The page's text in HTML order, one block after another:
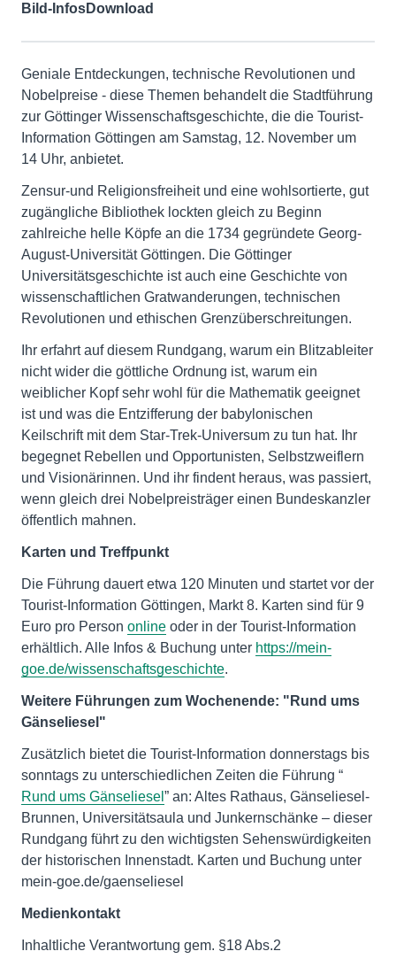
Bild-InfosDownload
Geniale Entdeckungen, technische Revolutionen und
Nobelpreise - diese Themen behandelt die Stadtführung
zur Göttinger Wissenschaftsgeschichte, die die Tourist-
Information Göttingen am Samstag, 12. November um
14 Uhr, anbietet.
Zensur-und Religionsfreiheit und eine wohlsortierte, gut
zugängliche Bibliothek lockten gleich zu Beginn
zahlreiche helle Köpfe an die 1734 gegründete Georg-
August-Universität Göttingen. Die Göttinger
Universitätsgeschichte ist auch eine Geschichte von
wissenschaftlichen Gratwanderungen, technischen
Revolutionen und ethischen Grenzüberschreitungen.
Ihr erfahrt auf diesem Rundgang, warum ein Blitzableiter
nicht wider die göttliche Ordnung ist, warum ein
weiblicher Kopf sehr wohl für die Mathematik geeignet
ist und was die Entzifferung der babylonischen
Keilschrift mit dem Star-Trek-Universum zu tun hat. Ihr
begegnet Rebellen und Opportunisten, Selbstzweiflern
und Visionärinnen. Und ihr findent heraus, was passiert,
wenn gleich drei Nobelpreisträger einen Bundeskanzler
öffentlich mahnen.
Karten und Treffpunkt
Die Führung dauert etwa 120 Minuten und startet vor der
Tourist-Information Göttingen, Markt 8. Karten sind für 9
Euro pro Person online oder in der Tourist-Information
erhältlich. Alle Infos & Buchung unter https://mein-
goe.de/wissenschaftsgeschichte.
Weitere Führungen zum Wochenende: "Rund ums
Gänseliesel"
Zusätzlich bietet die Tourist-Information donnerstags bis
sonntags zu unterschiedlichen Zeiten die Führung “
Rund ums Gänseliesel ” an: Altes Rathaus, Gänseliesel-
Brunnen, Universitätsaula und Junkernschänke – dieser
Rundgang führt zu den wichtigsten Sehenswürdigkeiten
der historischen Innenstadt. Karten und Buchung unter
mein-goe.de/gaenseliesel
Medienkontakt
Inhaltliche Verantwortung gem. §18 Abs.2